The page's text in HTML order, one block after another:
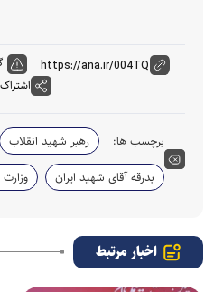
برچسب ها: رهبر شهید انقلاب
بدرقه آقای شهید ایران
اخبار مرتبط